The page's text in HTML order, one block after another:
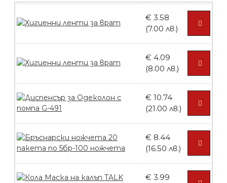
Четка за боядисване
БЕЗПЛАТНО
Контейнери за сваляне на гел лак 10
БЕЗПЛАТНО
€ 3.58
(7.00 лв.)
€ 4.09
(8.00 лв.)
€ 10.74
(21.00 лв.)
€ 8.44
(16.50 лв.)
€ 3.99